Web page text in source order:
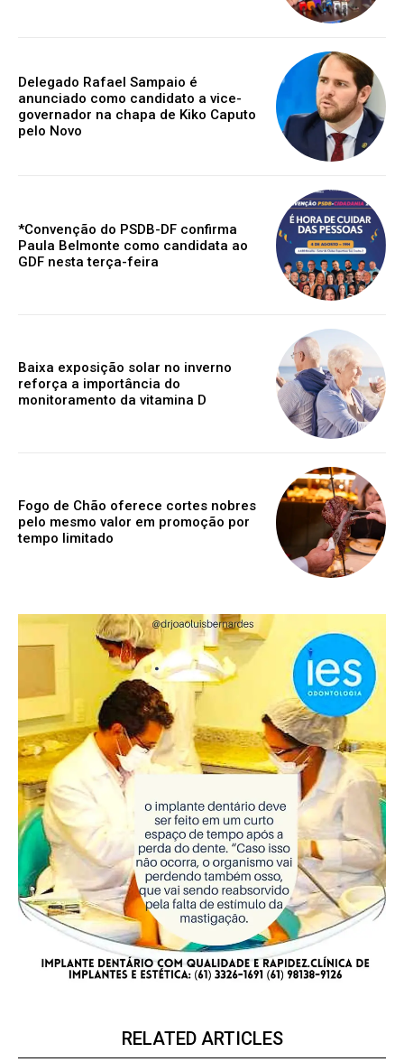
Delegado Rafael Sampaio é
anunciado como candidato a vice-
governador na chapa de Kiko Caputo
pelo Novo
*Convenção do PSDB-DF confirma
Paula Belmonte como candidata ao
GDF nesta terça-feira
Baixa exposição solar no inverno
reforça a importância do
monitoramento da vitamina D
Fogo de Chão oferece cortes nobres
pelo mesmo valor em promoção por
tempo limitado
RELATED ARTICLES